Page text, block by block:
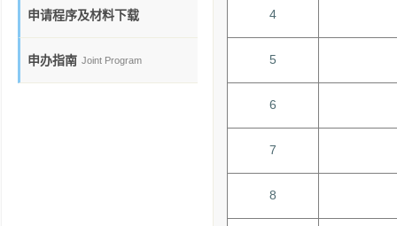
申请程序及材料下载
申办指南 Joint Program
4
5
6
7
8